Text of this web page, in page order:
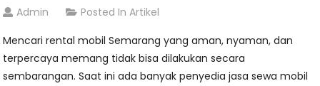
Admin Posted InArtikel
Mencari rental mobil Semarang yang aman, nyaman, dan
terpercaya memang tidak bisa dilakukan secara
sembarangan. Saat ini ada banyak penyedia jasa sewa mobil